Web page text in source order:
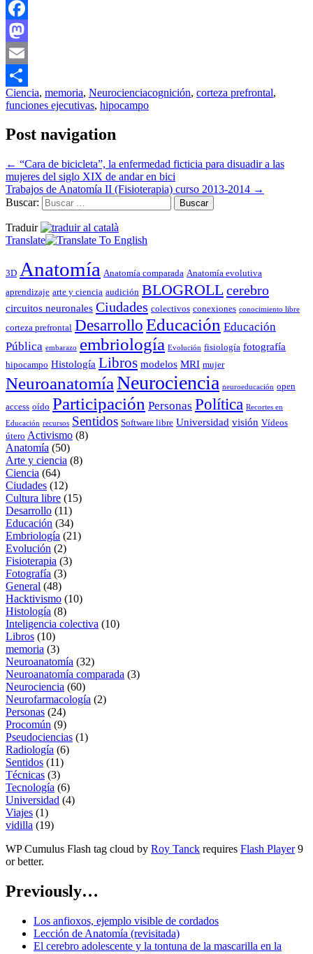
Facebook
Mastodon
Email
Compartir
Ciencia, memoria, Neurocienciacognición, corteza prefrontal,
funciones ejecutivas, hipocampo
Post navigation
← “Cara de bicicleta”, la enfermedad ficticia para disuadir a las
mujeres del siglo XIX de andar en bici
Trabajos de Anatomía II (Fisioterapia) curso 2013-2014 →
Buscar:
Traduir
Translate
3D Anatomía Anatomía comparada Anatomía evolutiva
aprendizaje arte y ciencia audición BLOGROLLcerebro
circuitos neuronales Ciudades colectivos conexiones conocimiento libre
corteza prefrontal Desarrollo Educación Educación
Pública embarazo embriología Evolución fisiología fotografía
hipocampo Histología Libros modelos MRI mujer
NeuroanatomíaNeurociencia neuroeducación open
access oído Participación Personas Política Recortes en
Educación recursos Sentidos Software libre Universidad visión Vídeos
útero Activismo (8)
Anatomía (50)
Arte y ciencia (8)
Ciencia (64)
Ciudades (12)
Cultura libre (15)
Desarrollo (11)
Educación (34)
Embriología (21)
Evolución (2)
Fisioterapia (3)
Fotografía (3)
General (48)
Hacktivismo (10)
Histología (8)
Inteligencia colectiva (10)
Libros (10)
memoria (3)
Neuroanatomía (32)
Neuroanatomía comparada (3)
Neurociencia (60)
Neurofarmacología (2)
Personas (24)
Procomún (9)
Pseudociencias (1)
Radiología (6)
Sentidos (11)
Técnicas (3)
Tecnología (6)
Universidad (4)
Viajes (1)
vidilla (19)
WP Cumulus Flash tag cloud by Roy Tanck requires Flash Player9
or better.
Previously…
Los anfioxos, ejemplo visible de cordados
Lección de Anatomía (revisitada)
El cerebro adolescente y la tontuna de la mascarilla en la